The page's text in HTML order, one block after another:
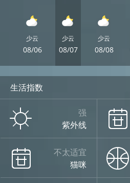
少云
08/06
少云
08/07
少云
08/08
生活指数
强
紫外线
不太适宜
猫咪